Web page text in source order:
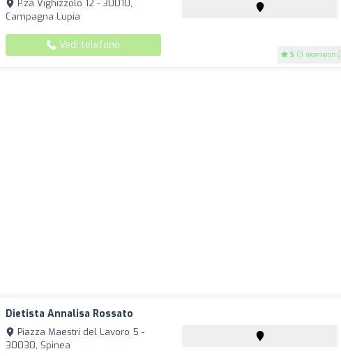
5 (3 recensioni)
P.za Vighizzolo 12 - 30010,
Campagna Lupia
Vedi telefono
Dietista Annalisa Rossato
Piazza Maestri del Lavoro 5 -
30030, Spinea